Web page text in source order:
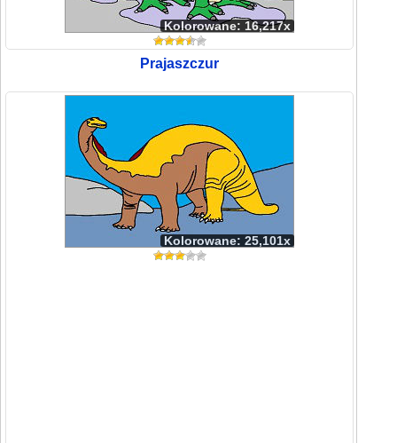
Kolorowane: 16,217x
Prajaszczur
Kolorowane: 25,101x